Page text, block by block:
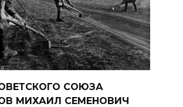
СОЮЗА
МИХАИЛ СЕМЕНОВИЧ